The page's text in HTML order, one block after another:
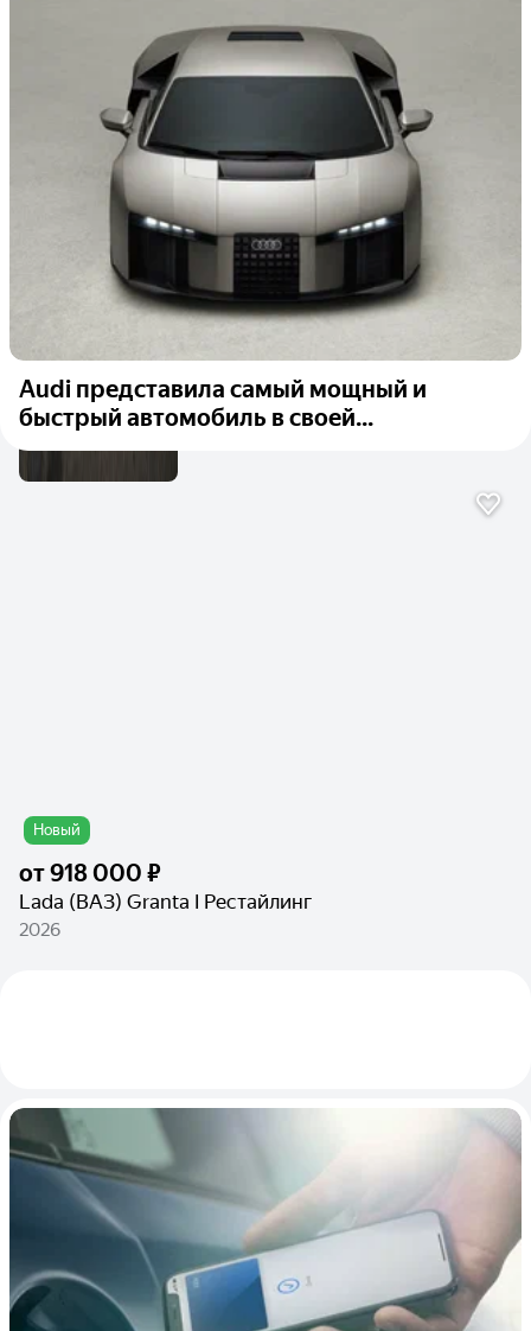
Audi представила самый мощный и
быстрый автомобиль в своей...
Новый
от918 000 ₽
Lada (ВАЗ) Granta I Рестайлинг
2026